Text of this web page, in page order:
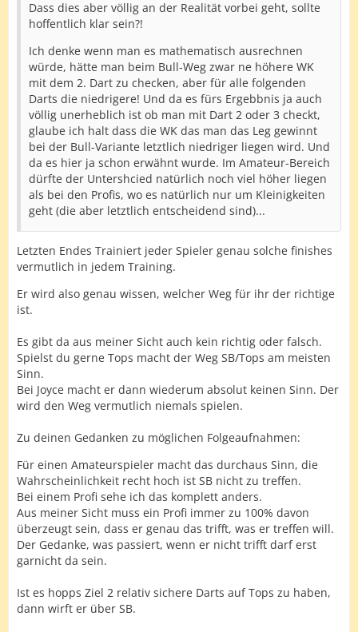
Dass dies aber völlig an der Realität vorbei geht, sollte
hoffentlich klar sein?!
Ich denke wenn man es mathematisch ausrechnen
würde, hätte man beim Bull-Weg zwar ne höhere WK
mit dem 2. Dart zu checken, aber für alle folgenden
Darts die niedrigere! Und da es fürs Ergebbnis ja auch
völlig unerheblich ist ob man mit Dart 2 oder 3 checkt,
glaube ich halt dass die WK das man das Leg gewinnt
bei der Bull-Variante letztlich niedriger liegen wird. Und
da es hier ja schon erwähnt wurde. Im Amateur-Bereich
dürfte der Untershcied natürlich noch viel höher liegen
als bei den Profis, wo es natürlich nur um Kleinigkeiten
geht (die aber letztlich entscheidend sind)...
Letzten Endes Trainiert jeder Spieler genau solche finishes
vermutlich in jedem Training.
Er wird also genau wissen, welcher Weg für ihr der richtige
ist.
Es gibt da aus meiner Sicht auch kein richtig oder falsch.
Spielst du gerne Tops macht der Weg SB/Tops am meisten
Sinn.
Bei Joyce macht er dann wiederum absolut keinen Sinn. Der
wird den Weg vermutlich niemals spielen.
Zu deinen Gedanken zu möglichen Folgeaufnahmen:
Für einen Amateurspieler macht das durchaus Sinn, die
Wahrscheinlichkeit recht hoch ist SB nicht zu treffen.
Bei einem Profi sehe ich das komplett anders.
Aus meiner Sicht muss ein Profi immer zu 100% davon
überzeugt sein, dass er genau das trifft, was er treffen will.
Der Gedanke, was passiert, wenn er nicht trifft darf erst
garnicht da sein.
Ist es hopps Ziel 2 relativ sichere Darts auf Tops zu haben,
dann wirft er über SB.